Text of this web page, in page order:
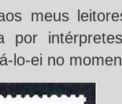
meus
por
lo-ei no